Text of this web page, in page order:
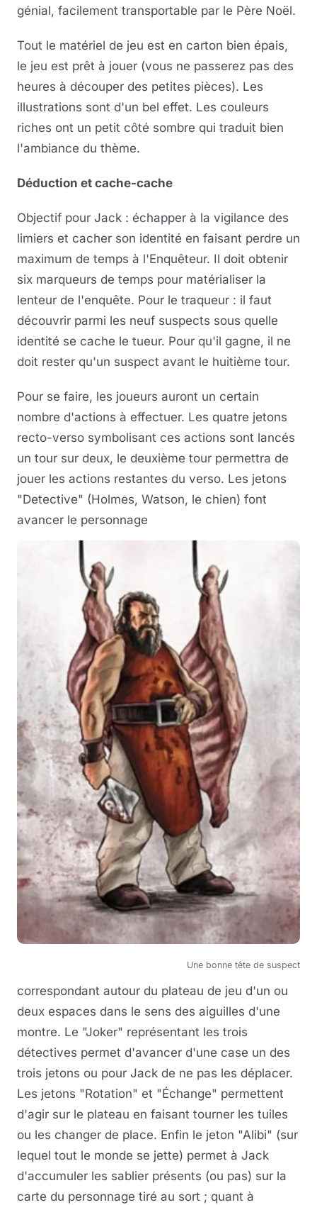
génial, facilement transportable par le Père Noël.
Tout le matériel de jeu est en carton bien épais,
le jeu est prêt à jouer (vous ne passerez pas des
heures à découper des petites pièces). Les
illustrations sont d'un bel effet. Les couleurs
riches ont un petit côté sombre qui traduit bien
l'ambiance du thème.
Déduction et cache-cache
Objectif pour Jack : échapper à la vigilance des
limiers et cacher son identité en faisant perdre un
maximum de temps à l'Enquêteur. Il doit obtenir
six marqueurs de temps pour matérialiser la
lenteur de l'enquête. Pour le traqueur : il faut
découvrir parmi les neuf suspects sous quelle
identité se cache le tueur. Pour qu'il gagne, il ne
doit rester qu'un suspect avant le huitième tour.
Pour se faire, les joueurs auront un certain
nombre d'actions à effectuer. Les quatre jetons
recto-verso symbolisant ces actions sont lancés
un tour sur deux, le deuxième tour permettra de
jouer les actions restantes du verso. Les jetons
"Detective" (Holmes, Watson, le chien) font
avancer le personnage
Une bonne tête de suspect
correspondant autour du plateau de jeu d'un ou
deux espaces dans le sens des aiguilles d'une
montre. Le "Joker" représentant les trois
détectives permet d'avancer d'une case un des
trois jetons ou pour Jack de ne pas les déplacer.
Les jetons "Rotation" et "Échange" permettent
d'agir sur le plateau en faisant tourner les tuiles
ou les changer de place. Enfin le jeton "Alibi" (sur
lequel tout le monde se jette) permet à Jack
d'accumuler les sablier présents (ou pas) sur la
carte du personnage tiré au sort ; quant à